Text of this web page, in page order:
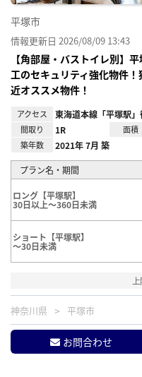
平塚市
情報更新日 2026/08/09 13:43
【角部屋・バストイレ別】
工のセキュリティ強化物件
近オススメ物件！
アクセス 東海道本線「平塚駅
間取り 1R 面積
築年数 2021年 7月 築
プラン名・期間
ロング【平塚駅】
30日以上～360日未満
ショート【平塚駅】
～30日未満
神奈川県 平塚市
お問合わせ